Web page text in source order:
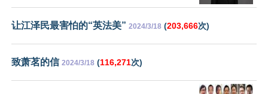
让江泽民最害怕的“英法美” 2024/3/18 (203,666次)
致萧茗的信 2024/3/18 (116,271次)